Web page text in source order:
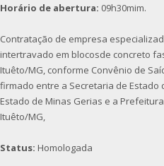
Horário de abertura: 09h30mim.
Contratação de empresa
intertravado em blocosde concreto
Ituêto/MG, conforme Convênio de
firmado entre a Secretaria de
Estado de Minas Gerias e a
Ituêto/MG,
Status: Homologada